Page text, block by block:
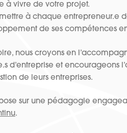
à vivre de votre projet.
à chaque entrepreneur.e
de ses compétences
nous croyons en
d’entreprise et encourageons
de leurs entreprises.
sur une pédagogie
.